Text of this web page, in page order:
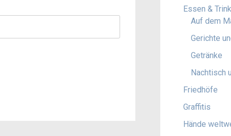
Essen &
Auf dem
Gerichte
Getränke
Nachtisch
Friedhöfe
Graffitis
Hände